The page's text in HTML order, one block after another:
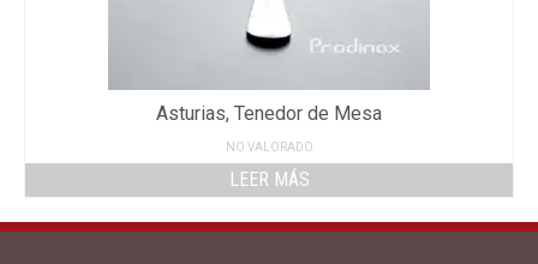
Asturias, Tenedor de Mesa
NO VALORADO
LEER MÁS